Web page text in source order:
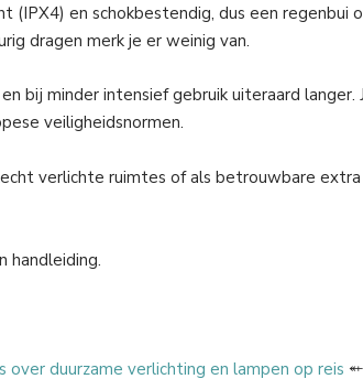
(IPX4) en schokbestendig, dus een
dragen merk je er weinig van.
bij minder intensief gebruik uiteraard
veiligheidsnormen.
verlichte ruimtes of als betrouwbare
handleiding.
over duurzame verlichting en lampen op reis